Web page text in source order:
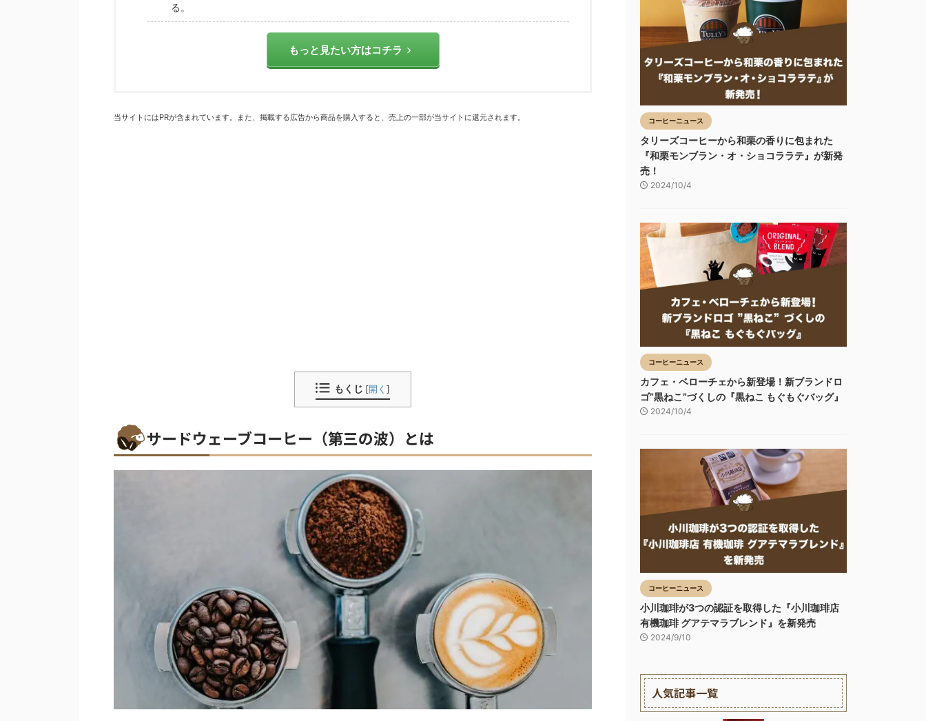
る。
もっと見たい方はコチラ
当サイトにはPRが含まれています。また、掲載する広告から商品を購入すると、売上の一部が当サイトに還元されます。
もくじ [開く ]
サードウェーブコーヒー（第三の波）とは
コーヒーニュース
タリーズコーヒーから和栗の香りに包まれた
『和栗モンブラン・オ・ショコララテ』が新発
売！
2024/10/4
コーヒーニュース
カフェ・ベローチェから新登場！新ブランドロ
ゴ”黒ねこ”づくしの『黒ねこ もぐもぐバッグ』
2024/10/4
コーヒーニュース
小川珈琲が3つの認証を取得した『小川珈琲店
有機珈琲 グアテマラブレンド』を新発売
2024/9/10
人気記事一覧